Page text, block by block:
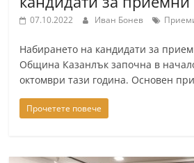
07.10.2022 Иван Бонев
Набирането на кандидати за
Община Казанлък започна в
октомври тази година. Основен
Прочетете повече